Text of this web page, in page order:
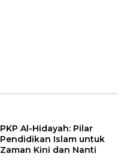
PKP Al-Hidayah: Pilar
Pendidikan Islam untuk
Zaman Kini dan Nanti